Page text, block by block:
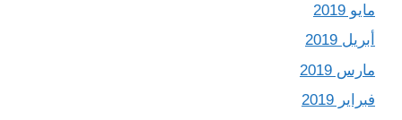
مايو 2019
أبريل 2019
مارس 2019
فبراير 2019